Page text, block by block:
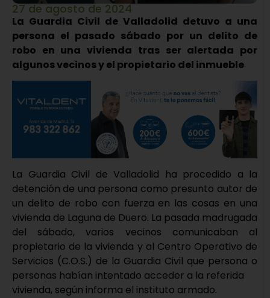
27 de agosto de 2024
La Guardia Civil de Valladolid detuvo a una
persona el pasado sábado por un delito de
robo en una vivienda tras ser alertada por
algunos vecinos y el propietario del inmueble
La Guardia Civil de Valladolid ha procedido a la
detención de una persona como presunto autor de
un delito de robo con fuerza en las cosas en una
vivienda de Laguna de Duero. La pasada madrugada
del sábado, varios vecinos comunicaban al
propietario de la vivienda y al Centro Operativo de
Servicios (C.O.S.) de la Guardia Civil que persona o
personas habían intentado acceder a la referida
vivienda, según informa el instituto armado.